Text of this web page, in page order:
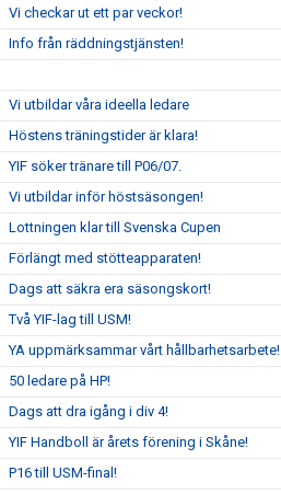
Vi checkar ut ett par veckor!
Info från räddningstjänsten!
Vi utbildar våra ideella ledare
Höstens träningstider är klara!
YIF söker tränare till P06/07.
Vi utbildar inför höstsäsongen!
Lottningen klar till Svenska Cupen
Förlängt med stötteapparaten!
Dags att säkra era säsongskort!
Två YIF-lag till USM!
YA uppmärksammar vårt hållbarhetsarbete!
50 ledare på HP!
Dags att dra igång i div 4!
YIF Handboll är årets förening i Skåne!
P16 till USM-final!